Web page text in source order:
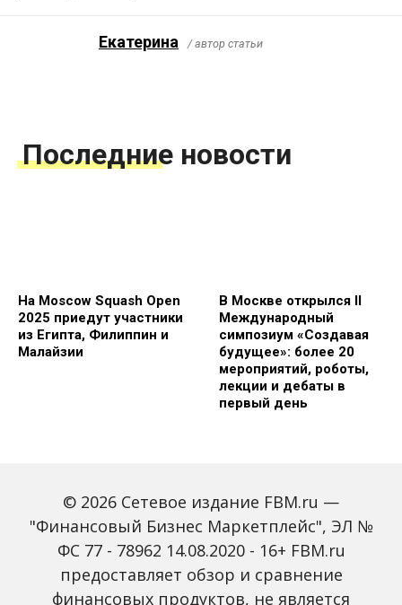
Екатерина / автор статьи
Последние новости
На Moscow Squash Open
2025 приедут участники
из Египта, Филиппин и
Малайзии
В Москве открылся II
Международный
симпозиум «Создавая
будущее»: более 20
мероприятий, роботы,
лекции и дебаты в
первый день
Зарплаты вырастут,
банки включат защиту
Россиян предупредили
© 2026 Сетевое издание FBM.ru —
"Финансовый Бизнес Маркетплейс", ЭЛ №
ФС 77 - 78962 14.08.2020 - 16+ FBM.ru
предоставляет обзор и сравнение
финансовых продуктов, не является